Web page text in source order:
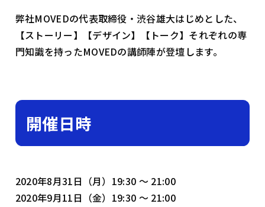
弊社MOVEDの代表取締役・渋谷雄大はじめとした、
【ストーリー】【デザイン】【トーク】それぞれの専
門知識を持ったMOVEDの講師陣が登壇します。
開催日時
2020年8月31日（月）19:30 ～ 21:00
2020年9月11日（金）19:30 ～ 21:00